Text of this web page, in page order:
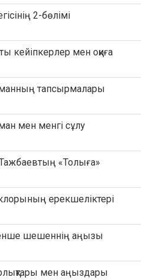
2-бөлімі
кейіпкерлер мен оқиға
тапсырмалары
мен менгі сұлу
«Толыға»
ерекшеліктері
шешеннің аңызы
мен аңыздары